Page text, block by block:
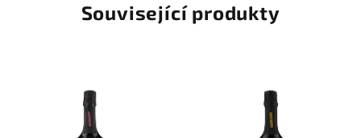
Související produkty